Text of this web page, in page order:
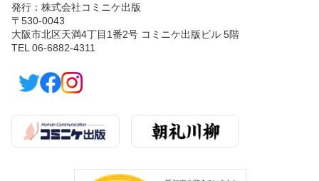
発行：株式会社コミニケ出版
〒530-0043
大阪市北区天満4丁目1番2号 コミニケ出版ビル 5階
TEL 06-6882-4311